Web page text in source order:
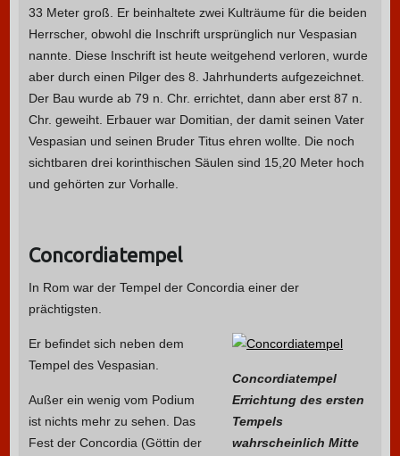
33 Meter groß. Er beinhaltete zwei Kulträume für die beiden
Herrscher, obwohl die Inschrift ursprünglich nur Vespasian
nannte. Diese Inschrift ist heute weitgehend verloren, wurde
aber durch einen Pilger des 8. Jahrhunderts aufgezeichnet.
Der Bau wurde ab 79 n. Chr. errichtet, dann aber erst 87 n.
Chr. geweiht. Erbauer war Domitian, der damit seinen Vater
Vespasian und seinen Bruder Titus ehren wollte. Die noch
sichtbaren drei korinthischen Säulen sind 15,20 Meter hoch
und gehörten zur Vorhalle.
Concordiatempel
In Rom war der Tempel der Concordia einer der
prächtigsten.
Concordiatempel
Errichtung des ersten
Tempels
wahrscheinlich Mitte
Er befindet sich neben dem
Tempel des Vespasian.
Außer ein wenig vom Podium
ist nichts mehr zu sehen. Das
Fest der Concordia (Göttin der